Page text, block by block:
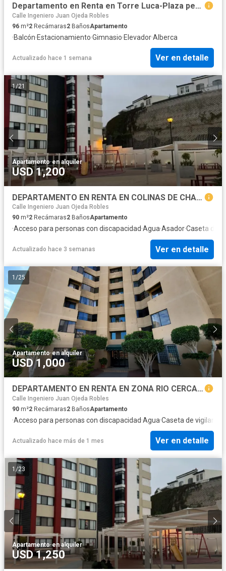
Departamento en Renta en Torre Luca-Plaza peninsula
Calle Ingeniero Juan Ojeda Robles
96 m²2 Recámaras2 BañosApartamento
·Balcón·Estacionamiento·Gimnasio·Elevador·Alberca
Actualizado hace 1 semana Ver en detalle
1 /21
Apartamento·en alquiler
USD 1,200
DEPARTAMENTO EN RENTA EN COLINAS DE CHAPULTEPEC
Calle Ingeniero Juan Ojeda Robles
90 m²2 Recámaras2 BañosApartamento
·Acceso para personas con discapacidad·Agua·Asador·Caseta de
Actualizado hace 3 semanas Ver en detalle
1 /25
Apartamento·en alquiler
USD 1,000
DEPARTAMENTO EN RENTA EN ZONA RIO CERCA DE GARITA
Calle Ingeniero Juan Ojeda Robles
90 m²2 Recámaras2 BañosApartamento
·Acceso para personas con discapacidad·Agua·Caseta de vigilancia
Actualizado hace más de 1 mes Ver en detalle
1 /23
Apartamento·en alquiler
USD 1,250